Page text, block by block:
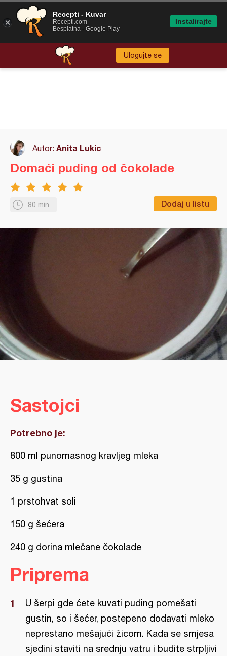
Ulogujte se
Autor: Anita Lukic
80 min Dodaj u listu
Domaći puding od čokolade
Sastojci
Potrebno je:
800 ml punomasnog kravljeg mleka
35 g gustina
1 prstohvat soli
150 g šećera
240 g dorina mlečane čokolade
Priprema
U šerpi gde ćete kuvati puding pomešati
gustin, so i šećer, postepeno dodavati mleko
neprestano mešajući žicom. Kada se smjesa
sjedini staviti na srednju vatru i budite strpljivi
Recepti - Kuvar
Recepti.com
Besplatna - Google Play
Instalirajte